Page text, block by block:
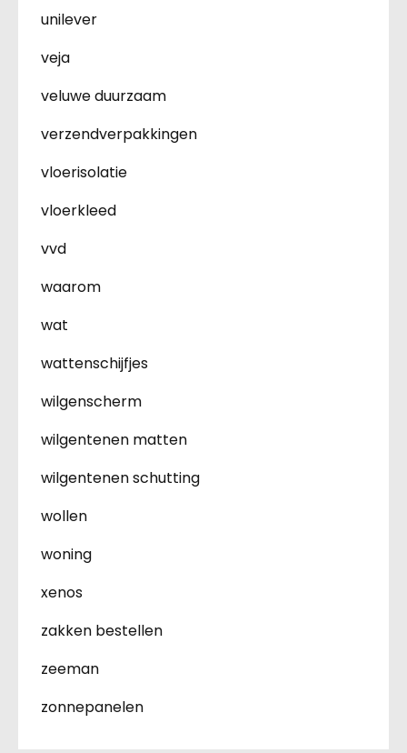
unilever
veja
veluwe duurzaam
verzendverpakkingen
vloerisolatie
vloerkleed
vvd
waarom
wat
wattenschijfjes
wilgenscherm
wilgentenen matten
wilgentenen schutting
wollen
woning
xenos
zakken bestellen
zeeman
zonnepanelen